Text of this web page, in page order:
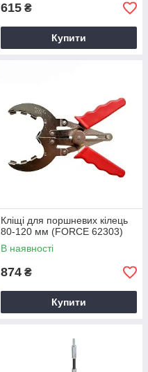
615 ₴
Купити
Кліщі для поршневих кілець
80-120 мм (FORCE 62303)
В наявності
874 ₴
Купити